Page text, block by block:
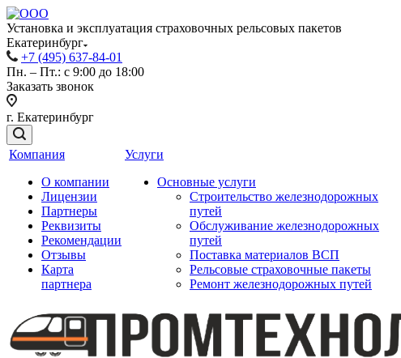
Установка и эксплуатация страховочных рельсовых пакетов
Екатеринбург
+7 (495) 637-84-01
Пн. – Пт.: с 9:00 до 18:00
Заказать звонок
г. Екатеринбург
Компания
О компании
Лицензии
Партнеры
Реквизиты
Рекомендации
Отзывы
Карта
партнера
Услуги
Основные услуги
Строительство железнодорожных
путей
Обслуживание железнодорожных
путей
Поставка материалов ВСП
Рельсовые страховочные пакеты
Ремонт железнодорожных путей